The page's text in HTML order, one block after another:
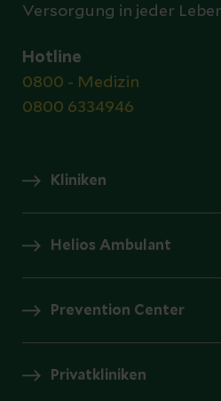
Versorgung in jeder
Hotline
0800 - Medizin
0800 6334946
Kliniken
Helios Ambulant
Prevention Center
Privatkliniken